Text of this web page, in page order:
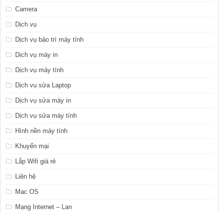
Camera
Dịch vụ
Dịch vụ bảo trì máy tính
Dịch vụ máy in
Dịch vụ máy tính
Dịch vụ sửa Laptop
Dịch vụ sửa máy in
Dịch vụ sửa máy tính
Hình nền máy tính
Khuyến mại
Lắp Wifi giá rẻ
Liên hệ
Mac OS
Mạng Internet – Lan